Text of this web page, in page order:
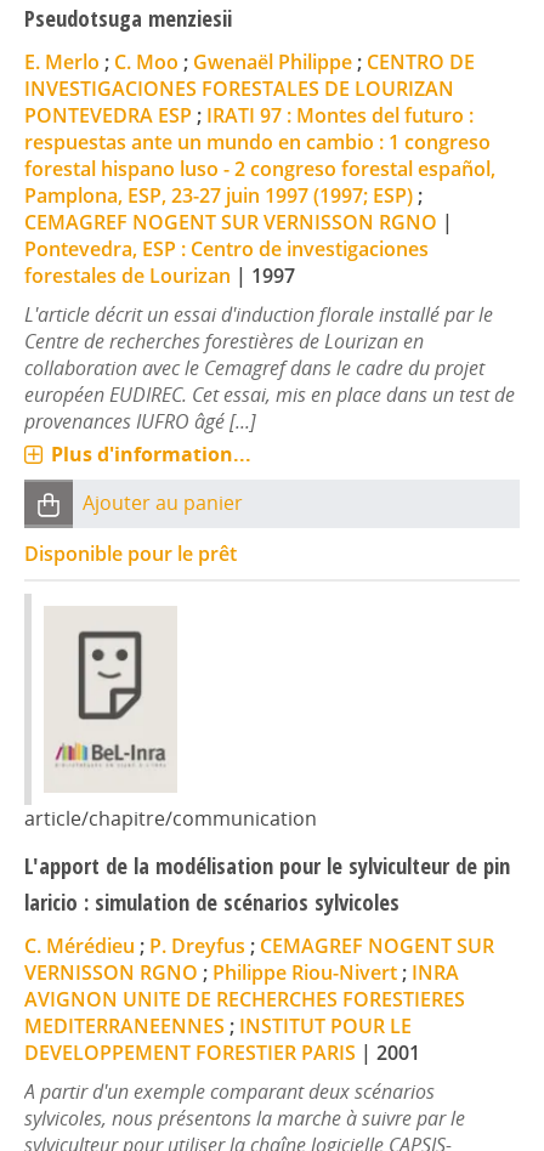
Pseudotsuga menziesii
E. Merlo ; C. Moo ; Gwenaël Philippe ; CENTRO DE
INVESTIGACIONES FORESTALES DE LOURIZAN
PONTEVEDRA ESP ; IRATI 97 : Montes del futuro :
respuestas ante un mundo en cambio : 1 congreso
forestal hispano luso - 2 congreso forestal español,
Pamplona, ESP, 23-27 juin 1997 (1997; ESP) ;
CEMAGREF NOGENT SUR VERNISSON RGNO |
Pontevedra, ESP : Centro de investigaciones
forestales de Lourizan | 1997
L'article décrit un essai d'induction florale installé par le
Centre de recherches forestières de Lourizan en
collaboration avec le Cemagref dans le cadre du projet
européen EUDIREC. Cet essai, mis en place dans un test de
provenances IUFRO âgé [...]
Plus d'information...
Ajouter au panier
Disponible pour le prêt
article/chapitre/communication
L'apport de la modélisation pour le sylviculteur de pin
laricio : simulation de scénarios sylvicoles
C. Mérédieu ; P. Dreyfus ; CEMAGREF NOGENT SUR
VERNISSON RGNO ; Philippe Riou-Nivert ; INRA
AVIGNON UNITE DE RECHERCHES FORESTIERES
MEDITERRANEENNES ; INSTITUT POUR LE
DEVELOPPEMENT FORESTIER PARIS | 2001
A partir d'un exemple comparant deux scénarios
sylvicoles, nous présentons la marche à suivre par le
sylviculteur pour utiliser la chaîne logicielle CAPSIS-